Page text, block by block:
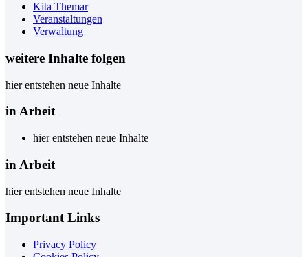
Kita Themar
Veranstaltungen
Verwaltung
weitere Inhalte folgen
hier entstehen neue Inhalte
in Arbeit
hier entstehen neue Inhalte
in Arbeit
hier entstehen neue Inhalte
Important Links
Privacy Policy